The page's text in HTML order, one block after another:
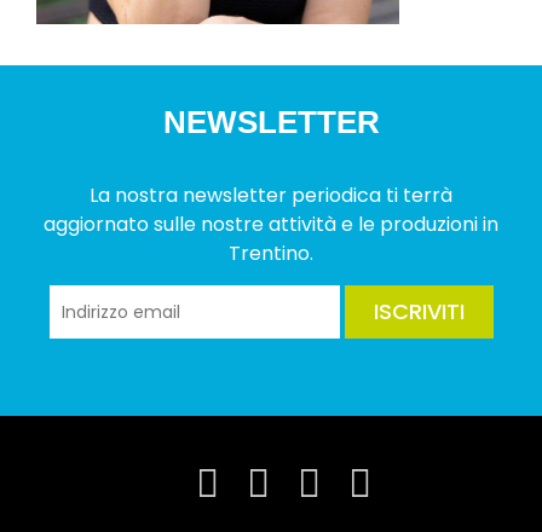
NEWSLETTER
La nostra newsletter periodica ti terrà
aggiornato sulle nostre attività e le produzioni in
Trentino.
ISCRIVITI